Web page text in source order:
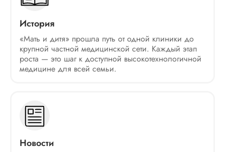
История
«Мать и дитя» прошла путь от одной клиники до
крупной частной медицинской сети. Каждый этап
роста — это шаг к доступной высокотехнологичной
медицине для всей семьи.
Новости